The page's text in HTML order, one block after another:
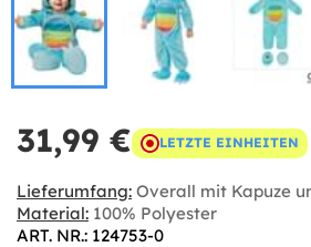
31,99 € LETZTE EINHEITEN
Lieferumfang: Overall mit Kapuze
Material: 100% Polyester
ART. NR.: 124753-0